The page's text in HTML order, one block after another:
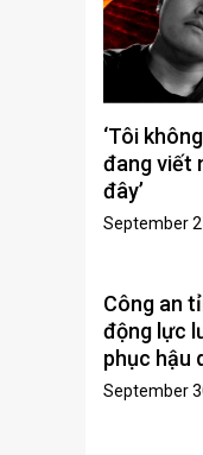
‘Tôi
đang viết
đây’
September
Công an
động lực
phục hậu
September